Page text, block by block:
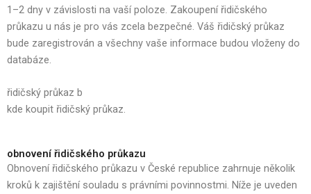
1–2 dny v závislosti na vaší poloze. Zakoupení řidičského
průkazu u nás je pro vás zcela bezpečné. Váš řidičský průkaz
bude zaregistrován a všechny vaše informace budou vloženy do
databáze.
řidičský průkaz b
kde koupit řidičský průkaz.
obnovení řidičského průkazu
Obnovení řidičského průkazu v České republice zahrnuje několik
kroků k zajištění souladu s právními povinnostmi. Níže je uveden